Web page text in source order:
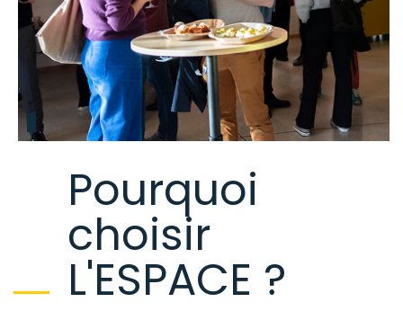
Pourquoi
choisir
L'ESPACE ?